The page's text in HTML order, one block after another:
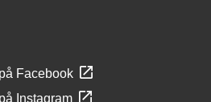
Facebook
Instagram